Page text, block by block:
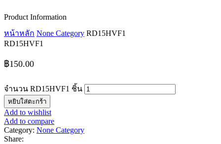
Product Information
หน้าหลัก None Category RD15HVF1
RD15HVF1
฿150.00
จำนวน RD15HVF1 ชิ้น
หยิบใส่ตะกร้า
Add to wishlist
Add to compare
Category: None Category
Share: